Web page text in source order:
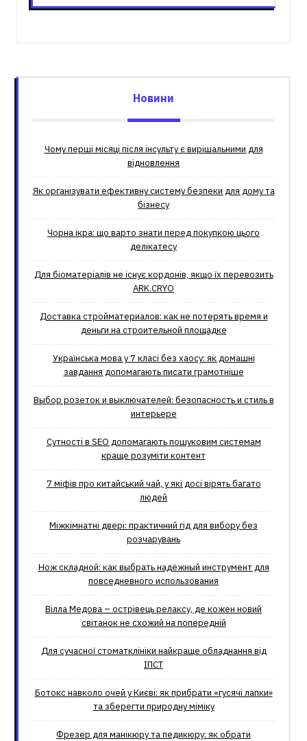
Новини
Чому перші місяці після інсульту є вирішальними для
відновлення
Як організувати ефективну систему безпеки для дому та
бізнесу
Чорна ікра: що варто знати перед покупкою цього
делікатесу
Для біоматеріалів не існує кордонів, якщо їх перевозить
ARK.CRYO
Доставка стройматериалов: как не потерять время и
деньги на строительной площадке
Українська мова у 7 класі без хаосу: як домашні
завдання допомагають писати грамотніше
Выбор розеток и выключателей: безопасность и стиль в
интерьере
Сутності в SEO допомагають пошуковим системам
краще розуміти контент
7 міфів про китайський чай, у які досі вірять багато
людей
Міжкімнатні двері: практичний гід для вибору без
розчарувань
Нож складной: как выбрать надёжный инструмент для
повседневного использования
Вілла Медова – острівець релаксу, де кожен новий
світанок не схожий на попередній
Для сучасної стоматклініки найкраще обладнання від
ІПСТ
Ботокс навколо очей у Києві: як прибрати «гусячі лапки»
та зберегти природну міміку
Фрезер для манікюру та педикюру: як обрати